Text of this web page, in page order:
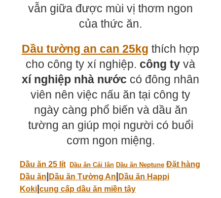
vẫn giữa được mùi vị thơm ngon
của thức ăn.
Dầu tường an can 25kg thích hợp
cho công ty xí nghiệp. công ty và
xí nghiệp nhà nước có đông nhân
viên nên việc nấu ăn tại công ty
ngày càng phổ biến và dầu ăn
tường an giúp mọi người có buổi
cơm ngon miệng.
Dầu ăn 25 lít |Dầu ăn Cái lân Dầu ăn Neptune |Đặt hàng
Dầu ăn Dầu ăn Tường An Dầu ăn Happi
Koki |cung cấp dầu ăn miền tây